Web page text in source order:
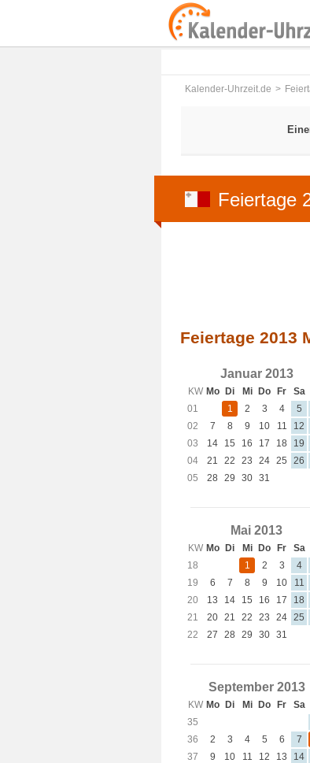
Kalender-Uhrzeit.de
Feiertage
Feiertage 2013
Januar 2013
KW Mo Di Mi Do Fr Sa
01
1 2 3 4 5
02
7 8 9 10 11 12
03
14 15 16 17 18 19
04
21 22 23 24 25 26
05
28 29 30 31
Mai 2013
KW Mo Di Mi Do Fr Sa
18
1 2 3 4
19
6 7 8 9 10 11
20
13 14 15 16 17 18
21
20 21 22 23 24 25
22
27 28 29 30 31
September 2013
KW Mo Di Mi Do Fr Sa
35
36
2 3 4 5 6 7
37
9 10 11 12 13 14